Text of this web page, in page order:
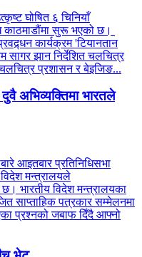
घोषित ६ चिनियाँ
काठमाडौंमा सुरू भएको छ।
कार्यक्रम 'टियानतान
सागर झान निर्देशित चलचित्र
प्रशासन र बेइजिङ...
दुवै अभिव्यक्तिमा भारतले
आइतबार प्रतिनिधिसभा
मन्त्रालयले
भारतीय विदेश मन्त्रालयका
साप्ताहिक पत्रकार सम्मेलनमा
प्रश्नको जबाफ दिँदै आफ्नो